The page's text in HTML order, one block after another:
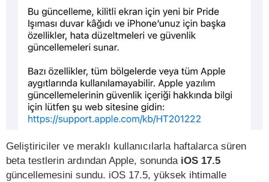
Geliştiriciler ve meraklı kullanıcılarla haftalarca süren
beta testlerin ardından Apple, sonundaiOS 17.5
güncellemesini sundu. iOS 17.5, yüksek ihtimalle